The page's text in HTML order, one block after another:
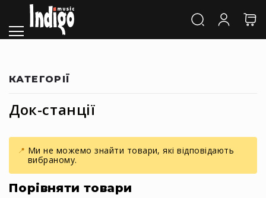
Каталог
Звук
АС
Сабвуфери
Саундбари
Сценічні
Док-станції
Ми не можемо знайти товари, які відповідають
вибраному.
КАТЕГОРІЇ
Порівняти товари